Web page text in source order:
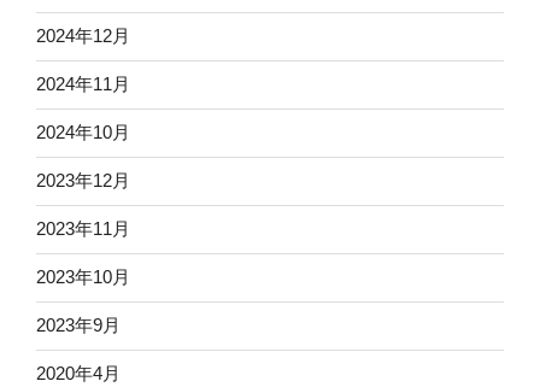
2024年12月
2024年11月
2024年10月
2023年12月
2023年11月
2023年10月
2023年9月
2020年4月